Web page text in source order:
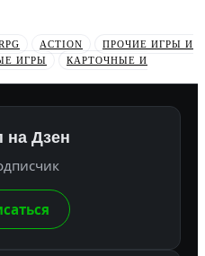
ACTION
ПРОЧИЕ ИГРЫ И
ИГРЫ
КАРТОЧНЫЕ И
на Дзен